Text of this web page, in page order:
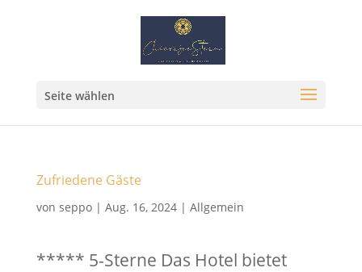
Seite wählen
Zufriedene Gäste
von seppo| Aug. 16, 2024| Allgemein
***** 5-Sterne Das Hotel bietet